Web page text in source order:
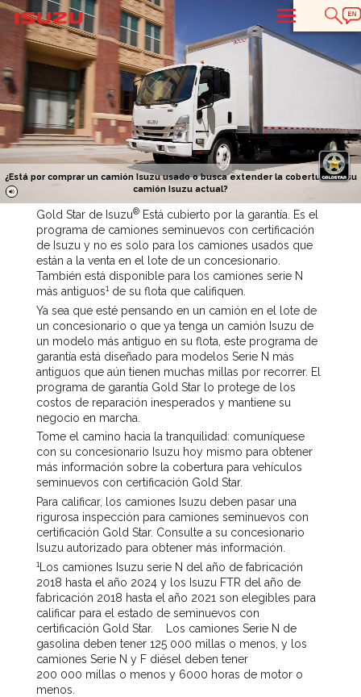
¿Está por comprar un camión Isuzu usado o busca extender la cobertura de su
camión Isuzu actual?
Gold Star de Isuzu®Está cubierto por la garantía. Es el
programa de camiones seminuevos con certificación
de Isuzu y no es solo para los camiones usados que
están a la venta en el lote de un concesionario.
También está disponible para los camiones serie N
más antiguos1de su flota que califiquen.
Ya sea que esté pensando en un camión en el lote de
un concesionario o que ya tenga un camión Isuzu de
un modelo más antiguo en su flota, este programa de
garantía está diseñado para modelos Serie N más
antiguos que aún tienen muchas millas por recorrer. El
programa de garantía Gold Star lo protege de los
costos de reparación inesperados y mantiene su
negocio en marcha.
Tome el camino hacia la tranquilidad: comuníquese
con su concesionario Isuzu hoy mismo para obtener
más información sobre la cobertura para vehículos
seminuevos con certificación Gold Star.
Para calificar, los camiones Isuzu deben pasar una
rigurosa inspección para camiones seminuevos con
certificación Gold Star. Consulte a su concesionario
Isuzu autorizado para obtener más información.
1Los camiones Isuzu serie N del año de fabricación
2018 hasta el año 2024 y los Isuzu FTR del año de
fabricación 2018 hasta el año 2021 son elegibles para
calificar para el estado de seminuevos con
certificación Gold Star. Los camiones Serie N de
gasolina deben tener 125 000 millas o menos, y los
camiones Serie N y F diésel deben tener
200 000 millas o menos y 6000 horas de motor o
menos.